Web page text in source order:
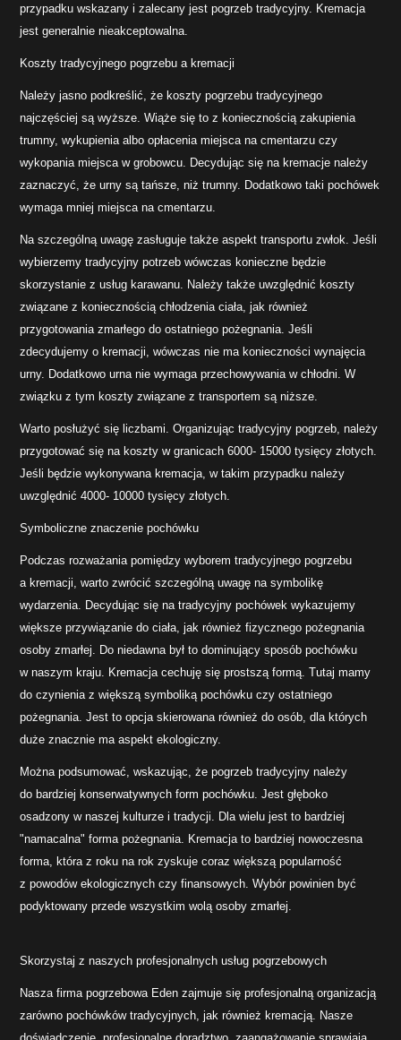
przypadku wskazany i zalecany jest pogrzeb tradycyjny. Kremacja
jest generalnie nieakceptowalna.
Koszty tradycyjnego pogrzebu a kremacji
Należy jasno podkreślić, że koszty pogrzebu tradycyjnego
najczęściej są wyższe. Wiąże się to z koniecznością zakupienia
trumny, wykupienia albo opłacenia miejsca na cmentarzu czy
wykopania miejsca w grobowcu. Decydując się na kremacje należy
zaznaczyć, że urny są tańsze, niż trumny. Dodatkowo taki pochówek
wymaga mniej miejsca na cmentarzu.
Na szczególną uwagę zasługuje także aspekt transportu zwłok. Jeśli
wybierzemy tradycyjny potrzeb wówczas konieczne będzie
skorzystanie z usług karawanu. Należy także uwzględnić koszty
związane z koniecznością chłodzenia ciała, jak również
przygotowania zmarłego do ostatniego pożegnania. Jeśli
zdecydujemy o kremacji, wówczas nie ma konieczności wynajęcia
urny. Dodatkowo urna nie wymaga przechowywania w chłodni. W
związku z tym koszty związane z transportem są niższe.
Warto posłużyć się liczbami. Organizując tradycyjny pogrzeb, należy
przygotować się na koszty w granicach 6000- 15000 tysięcy złotych.
Jeśli będzie wykonywana kremacja, w takim przypadku należy
uwzględnić 4000- 10000 tysięcy złotych.
Symboliczne znaczenie pochówku
Podczas rozważania pomiędzy wyborem tradycyjnego pogrzebu
a kremacji, warto zwrócić szczególną uwagę na symbolikę
wydarzenia. Decydując się na tradycyjny pochówek wykazujemy
większe przywiązanie do ciała, jak również fizycznego pożegnania
osoby zmarłej. Do niedawna był to dominujący sposób pochówku
w naszym kraju. Kremacja cechuję się prostszą formą. Tutaj mamy
do czynienia z większą symboliką pochówku czy ostatniego
pożegnania. Jest to opcja skierowana również do osób, dla których
duże znacznie ma aspekt ekologiczny.
Można podsumować, wskazując, że pogrzeb tradycyjny należy
do bardziej konserwatywnych form pochówku. Jest głęboko
osadzony w naszej kulturze i tradycji. Dla wielu jest to bardziej
"namacalna" forma pożegnania. Kremacja to bardziej nowoczesna
forma, która z roku na rok zyskuje coraz większą popularność
z powodów ekologicznych czy finansowych. Wybór powinien być
podyktowany przede wszystkim wolą osoby zmarłej.
Skorzystaj z naszych profesjonalnych usług pogrzebowych
Nasza firma pogrzebowa Eden zajmuje się profesjonalną organizacją
zarówno pochówków tradycyjnych, jak również kremacją. Nasze